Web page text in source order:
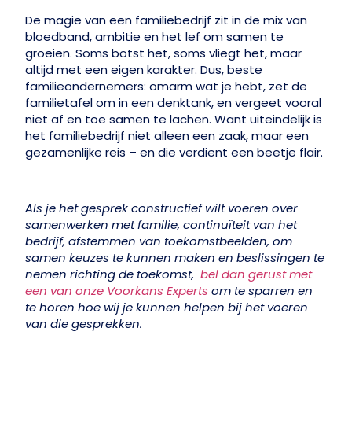
De magie van een familiebedrijf zit in de mix van
bloedband, ambitie en het lef om samen te
groeien. Soms botst het, soms vliegt het, maar
altijd met een eigen karakter. Dus, beste
familieondernemers: omarm wat je hebt, zet de
familietafel om in een denktank, en vergeet vooral
niet af en toe samen te lachen. Want uiteindelijk is
het familiebedrijf niet alleen een zaak, maar een
gezamenlijke reis – en die verdient een beetje flair.
Als je het gesprek constructief wilt voeren over
samenwerken met familie, continuïteit van het
bedrijf, afstemmen van toekomstbeelden, om
samen keuzes te kunnen maken en beslissingen te
nemen richting de toekomst,bel dan gerust met
een van onze Voorkans Experts om te sparren en
te horen hoe wij je kunnen helpen bij het voeren
van die gesprekken.